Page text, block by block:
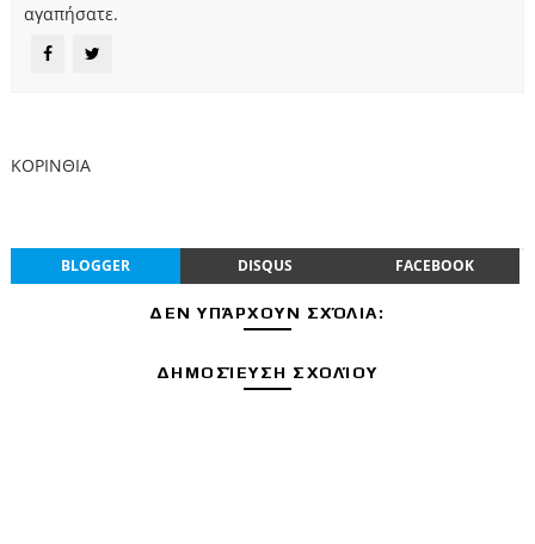
αγαπήσατε.
ΚΟΡΙΝΘΙΑ
BLOGGER DISQUS FACEBOOK
ΔΕΝ ΥΠΆΡΧΟΥΝ ΣΧΌΛΙΑ:
ΔΗΜΟΣΊΕΥΣΗ ΣΧΟΛΊΟΥ